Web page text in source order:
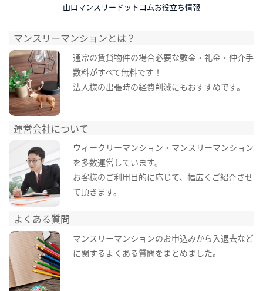
山口マンスリードットコムお役立ち情報
マンスリーマンションとは？
通常の賃貸物件の場合必要な敷金・礼金・仲介手
数料がすべて無料です！
法人様の出張時の経費削減にもおすすめです。
運営会社について
ウィークリーマンション・マンスリーマンション
を多数運営しています。
お客様のご利用目的に応じて、幅広くご紹介させ
て頂きます。
よくある質問
マンスリーマンションのお申込みから入退去など
に関するよくある質問をまとめました。